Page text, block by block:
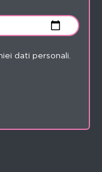
dati personali.